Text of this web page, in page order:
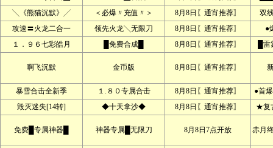
╲《熊猫沉默》╱
＜必爆〃充值〃＞ 8月8日〖通宵推荐〗
双
攻速〓火龙二合一
领先火龙╲无限刀 8月8日〖通宵推荐〗
●
１．９６七彩皓月
█免费合成█ 8月8日〖通宵推荐〗 █
啊飞沉默 金币版 8月8日〖通宵推荐〗
暴雪合击全新季 １.８０专属合击 8月8日〖通宵推荐〗
●首
毁灭迷失[14转]
◆十天拿沙◆ 8月8日〖通宵推荐〗 ★复
免费█专属神器█ 神器专属█无限刀 8月8日7点开放 赤月